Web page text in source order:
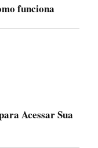
funciona
Acessar Sua